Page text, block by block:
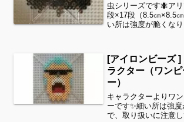
虫シリーズです🐜ア
段×17段（8.5㎝×8.5
い所は強度が脆くなり
いようです。全部作
は、ある程度の...
[アイロンビー
ラクター（ワン
ー）
キャラクターよりワ
ーです✨細い所は強
で、取り扱いに注意